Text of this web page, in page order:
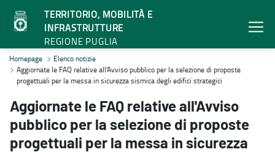
TERRITORIO, MOBILITÀ E
INFRASTRUTTURE
REGIONE PUGLIA
Aggiornate le FAQ relative all'Avviso pubblico per la selezione
Homepage
Elenco notizie
Aggiornate le FAQ relative all'Avviso pubblico per la selezione di proposte
progettuali per la messa in sicurezza sismica degli edifici strategici
Aggiornate le FAQ relative all'Avviso
pubblico per la selezione di proposte
progettuali per la messa in sicurezza